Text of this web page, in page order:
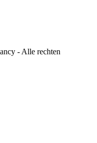
- Alle rechten